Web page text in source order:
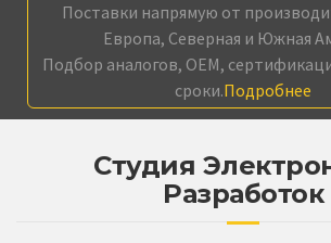
Поставки напрямую от
Европа, Северная и Южная
Подбор аналогов, OEM,
сроки.Подробнее
Студия
Разработок